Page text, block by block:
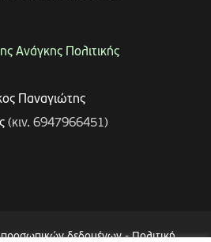
Ανάγκης Πολιτικής
Παναγιώτης
(κιν. 6947966451)
προσωπικών δεδομένων-Πολιτική